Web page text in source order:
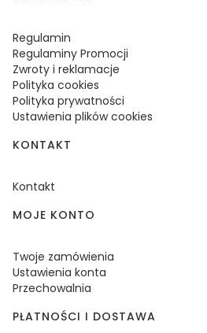
Regulamin
Regulaminy Promocji
Zwroty i reklamacje
Polityka cookies
Polityka prywatności
Ustawienia plików cookies
KONTAKT
Kontakt
MOJE KONTO
Twoje zamówienia
Ustawienia konta
Przechowalnia
PŁATNOŚCI I DOSTAWA